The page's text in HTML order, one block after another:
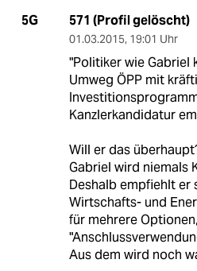
5G 571 (Profil gelöscht)
01.03.2015, 19:01 Uhr
"Politiker wie Gabriel
Umweg ÖPP mit
Kanzlerkandidatur
Will er das
Gabriel wird niemals
Deshalb empfiehlt er
Wirtschafts- und
für mehrere
Aus dem wird noch